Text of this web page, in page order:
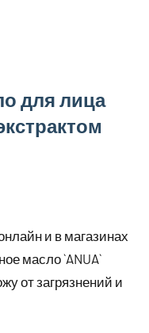
для лица
и в магазинах
масло `ANUA`
от загрязнений и